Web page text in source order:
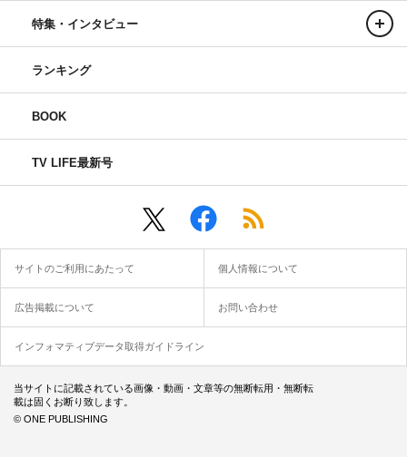
特集・インタビュー
ランキング
BOOK
TV LIFE最新号
サイトのご利用にあたって 個人情報について
広告掲載について お問い合わせ
インフォマティブデータ取得ガイドライン
当サイトに記載されている画像・動画・文章等の無断転用・無断転
載は固くお断り致します。
© ONE PUBLISHING